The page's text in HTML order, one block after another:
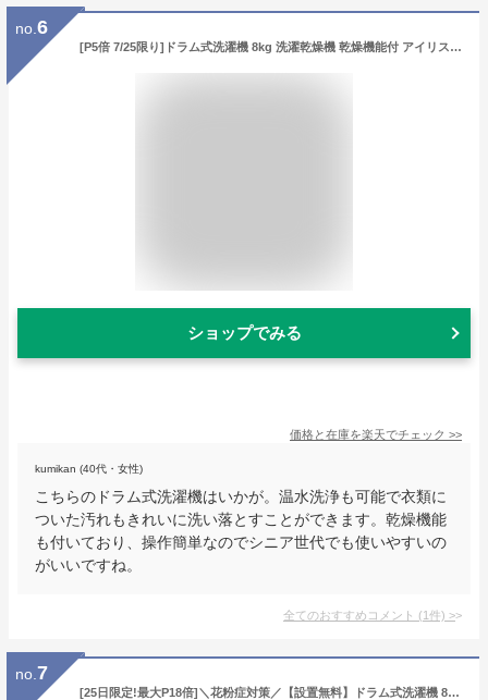
no. 6
[P5倍 7/25限り]ドラム式洗濯機 8kg 洗濯乾燥機 乾燥機能付 アイリスオーヤマ 洗濯8kg/乾燥4kg 左開き 温水洗浄 チャイルドロック 8キロ CDK842 FLK842【設置無料】【日付指定可能】【代引不可】【同梱不可】
ショップでみる
価格と在庫を楽天でチェック >>
kumikan (40代・女性)
こちらのドラム式洗濯機はいかが。温水洗浄も可能で衣類に
ついた汚れもきれいに洗い落とすことができます。乾燥機能
も付いており、操作簡単なのでシニア世代でも使いやすいの
がいいですね。
全てのおすすめコメント (1件) >
no. 7
[25日限定!最大P18倍]＼花粉症対策／【設置無料】ドラム式洗濯機 8kg 洗濯乾燥機 乾燥機能付 アイリスオーヤマ 洗濯8kg/乾燥4kg ガチ落ち温水洗浄 乾燥機ドラム洗濯機 チャイルドロック 部屋干し コンパクト 8キロ CDK842 【代引不可】【日付指定可能】【HS】